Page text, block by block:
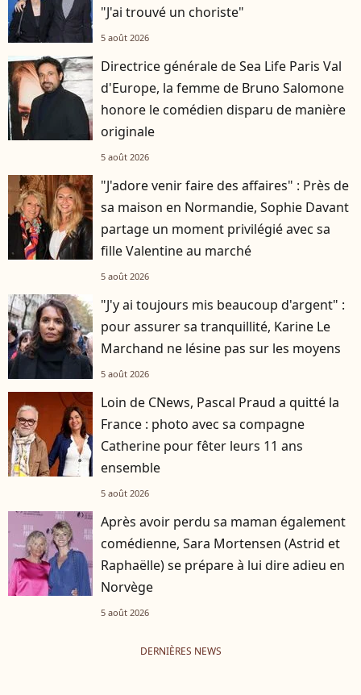
"J'ai trouvé un choriste"
5 août 2026
Directrice générale de Sea Life Paris Val
d'Europe, la femme de Bruno Salomone
honore le comédien disparu de manière
originale
5 août 2026
"J'adore venir faire des affaires" : Près de
sa maison en Normandie, Sophie Davant
partage un moment privilégié avec sa
fille Valentine au marché
5 août 2026
"J'y ai toujours mis beaucoup d'argent" :
pour assurer sa tranquillité, Karine Le
Marchand ne lésine pas sur les moyens
5 août 2026
Loin de CNews, Pascal Praud a quitté la
France : photo avec sa compagne
Catherine pour fêter leurs 11 ans
ensemble
5 août 2026
Après avoir perdu sa maman également
comédienne, Sara Mortensen (Astrid et
Raphaëlle) se prépare à lui dire adieu en
Norvège
5 août 2026
DERNIÈRES NEWS